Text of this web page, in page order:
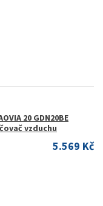
20 GDN20BE
vzduchu
5.569 Kč